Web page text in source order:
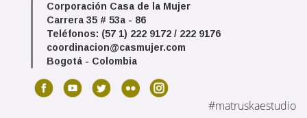
Corporación Casa de la Mujer
Carrera 35 # 53a - 86
Teléfonos: (57 1) 222 9172 / 222 9176
coordinacion@casmujer.com
Bogotá - Colombia
#matruskaestudio